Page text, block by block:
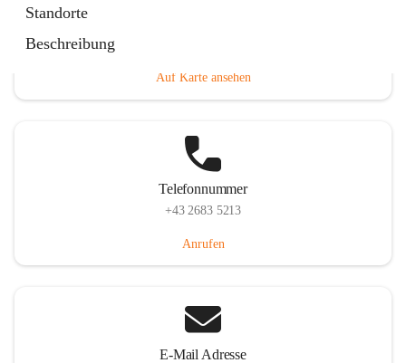
Standorte
Beschreibung
Auf Karte ansehen
Telefonnummer
+43 2683 5213
Anrufen
E-Mail Adresse